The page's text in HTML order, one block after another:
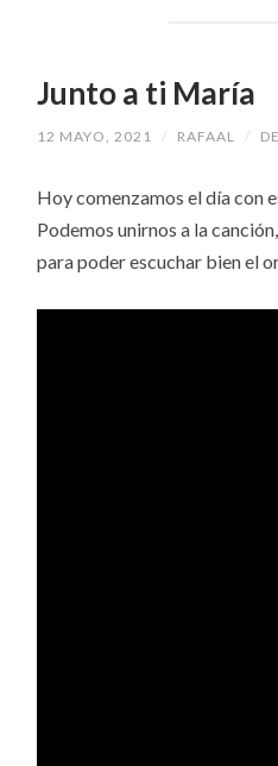
Junto a ti María
12 MAYO, 2021 / RAFAAL /
Hoy comenzamos el día con
Podemos unirnos a la
para poder escuchar bien el